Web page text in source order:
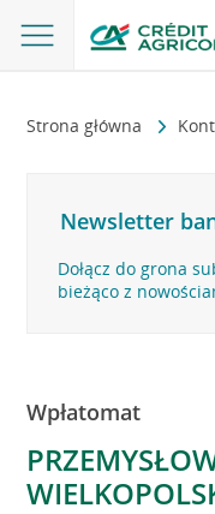
Strona główna
Newsletter
Dołącz do grona
bieżąco z
Wpłatomat